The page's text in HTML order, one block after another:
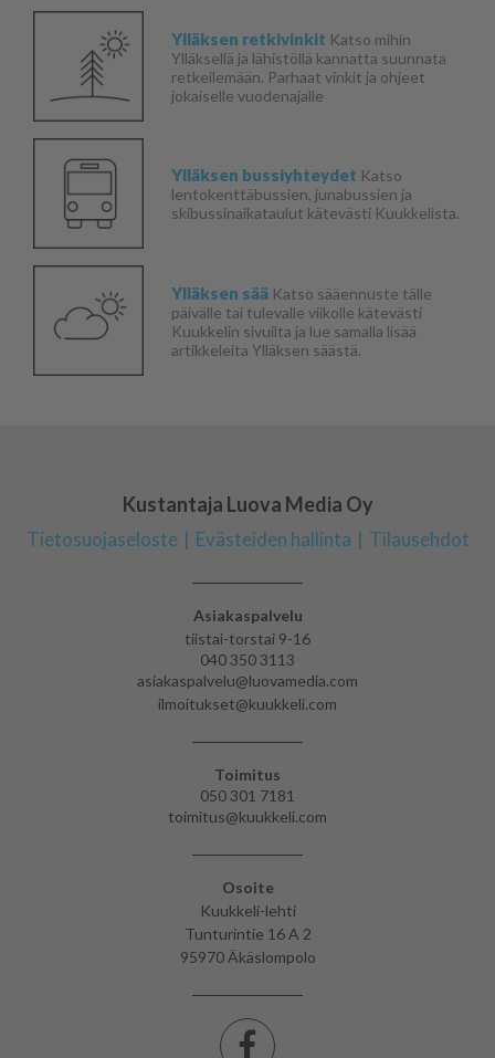
Ylläksen retkivinkit Katso mihin
Ylläksellä ja lähistöllä kannatta suunnata
retkeilemään. Parhaat vinkit ja ohjeet
jokaiselle vuodenajalle
Ylläksen bussiyhteydet Katso
lentokenttäbussien, junabussien ja
skibussinaikataulut kätevästi Kuukkelista.
Ylläksen sää Katso sääennuste tälle
päivälle tai tulevalle viikolle kätevästi
Kuukkelin sivuilta ja lue samalla lisää
artikkeleita Ylläksen säästä.
Kustantaja Luova Media Oy
Tietosuojaseloste Evästeiden hallinta Tilausehdot
Asiakaspalvelu
tiistai-torstai 9-16
040 350 3113
asiakaspalvelu@luovamedia.com
ilmoitukset@kuukkeli.com
Toimitus
050 301 7181
toimitus@kuukkeli.com
Osoite
Kuukkeli-lehti
Tunturintie 16 A 2
95970 Äkäslompolo